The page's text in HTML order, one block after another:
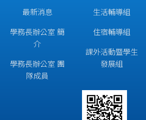
最新消息
學務長辦公室 簡
介
學務長辦公室 團
隊成員
生活輔導組
住宿輔導組
課外活動暨學生
發展組